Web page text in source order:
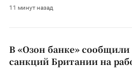
11 минут назад
В «Озон банке»
санкций Британии на